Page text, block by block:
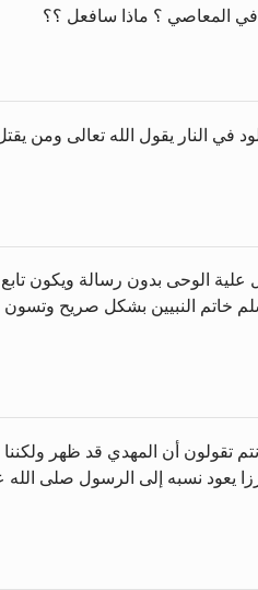
في المعاصي ؟ ماذا سافعل ؟؟
في النار يقول الله تعالى ومن
علية الوحى بدون رسالة ويكون
خاتم النبيين بشكل صريح وتسون
تقولون أن المهدي قد ظهر ولكننا
يعود نسبه إلى الرسول صلى الله